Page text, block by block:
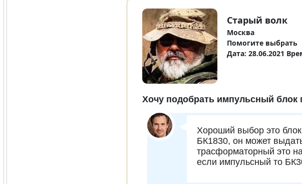
Старый волк
Москва
Помогите выбрать
Дата: 28.06.2021
Хочу подобрать импульсный блок
Хороший выбор это
БК1830, он может
трасформаторный это
если импульсный то